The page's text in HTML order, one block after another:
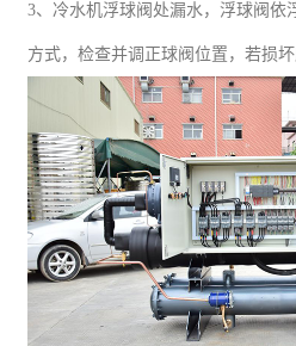
3、 冷水机浮球阀处漏水，浮球阀依
方式，检查并调正球阀位置，若损坏